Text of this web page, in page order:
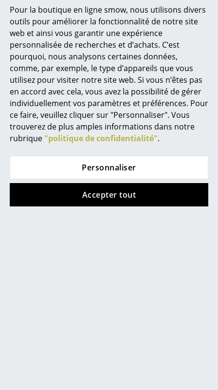
Pour la boutique en ligne smow, nous utilisons divers
outils pour améliorer la fonctionnalité de notre site
web et ainsi vous garantir une expérience
personnalisée de recherches et d’achats. C’est
pourquoi, nous analysons certaines données,
comme, par exemple, le type d’appareils que vous
utilisez pour visiter notre site web. Si vous n’êtes pas
en accord avec cela, vous avez la possibilité de gérer
individuellement vos paramètres et préférences. Pour
ce faire, veuillez cliquer sur "Personnaliser". Vous
trouverez de plus amples informations dans notre
rubrique "politique de confidentialité".
Personnaliser
Accepter tout
Lits
Lits doubles
Lits simples
Lits empilables
Lits enfants
Tables de chevet et Accessoires de lit
... voir tous les lits
Accessoires
Miroirs
Figurines & Miniatures
transport. L'assise du tabouret est fixée au
châssis en acier à l'aide de vis spéciales, ce
qui permet de séparer et de recycler les
différentes matières premières à moindre
coût. Des pièces détachées (vis, assise, etc.)
sont disponibles sur demande.
Garantie
24 mois
Famille de produits
Tabouret hauteur
50 cmet entabouret hauteur 75 cm
Accessoires
Des housses de siège en cuir sont disponibles
sur demande
Données & Détails
Veuillez cliquer sur l'image pour obtenir des